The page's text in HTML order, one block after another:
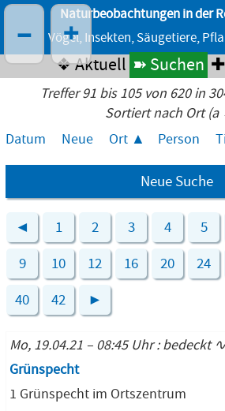
Naturbeobachtungen in der
Vögel, Insekten, Säugetiere,
❖ Aktuell ➽ Suchen ✚
Treffer 91 bis 105 von 620 in
Sortiert nach Ort
Datum
Neue Ort Person
Neue Suche
◄ 1 2 3 4 5
9 10 12 16 20 24
40 42 ►
Mo, 19.04.21 – 08:45 Uhr : bedeckt ∿
Grünspecht
1 Grünspecht im Ortszentrum
– +